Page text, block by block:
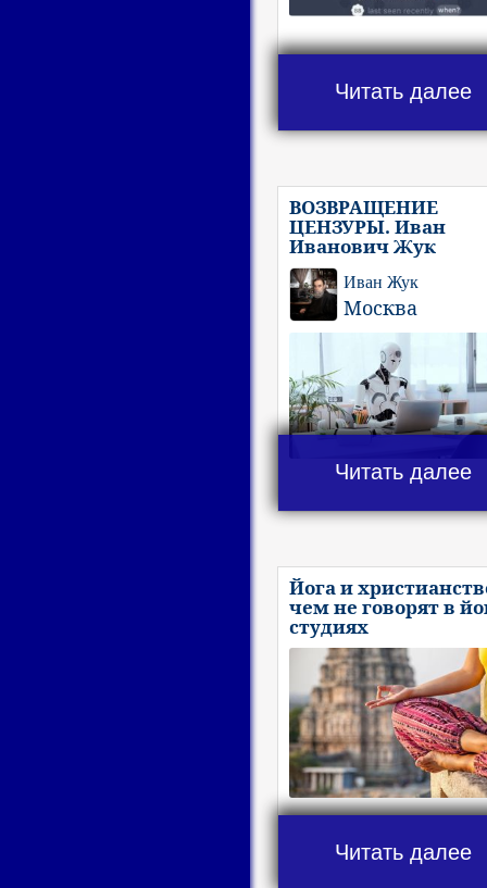
Читать далее
ВОЗВРАЩЕНИЕ
ЦЕНЗУРЫ. Иван
Иванович Жук
Иван Жук
Москва
Читать далее
Йога и
чем не говорят в
студиях
Читать далее